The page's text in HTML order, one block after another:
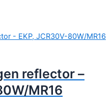
reflector –
MR16